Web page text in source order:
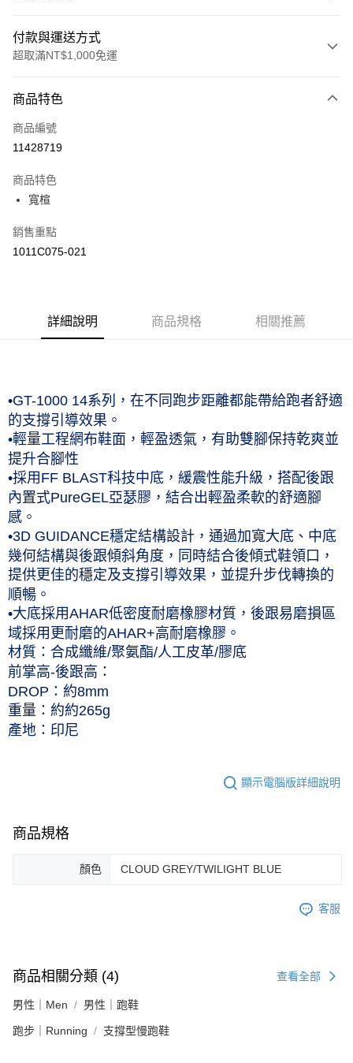
付款與運送方式
超取滿NT$1,000免運
信用卡一次付款
信用卡分期付款
合作金庫商業銀行
華南商業銀行
國泰世華商業銀行
臺灣中小企業銀行
玉山商業銀行
星展（台灣）商業銀行
台新國際商業銀行
LINE Pay
運送方式
付款後全家取貨(僅限台灣本島，離島恕不配送) 預計5-7個工
付款後萊爾富取貨(僅限台灣本島，離島恕不配送) 預計5-7個
付款後7-11取貨(僅限台灣本島，離島恕不配送) 預計5-7個工
作天到貨
每筆NT$60，滿NT$1,000(含以上)免運費
黑貓宅急便 (僅限台灣本島，離島恕不配送) 預計2-3個工作天到貨
每筆NT$120，滿NT$1,500(含以上)免運費
商品特色
商品編號
11428719
商品特色
寬楦
銷售重點
1011C075-021
詳細說明 商品規格 相關推薦
•GT-1000 14系列，在不同跑步距離都能帶給跑者舒適
的支撐引導效果。
•輕量工程網布鞋面，輕盈透氣，有助雙腳保持乾爽並
提升合腳性
•採用FF BLAST科技中底，緩震性能升級，搭配後跟
內置式PureGEL亞瑟膠，結合出輕盈柔軟的舒適腳
感。
•3D GUIDANCE穩定結構設計，通過加寬大底、中底
幾何結構與後跟傾斜角度，同時結合後傾式鞋領口，
提供更佳的穩定及支撐引導效果，並提升步伐轉換的
順暢。
•大底採用AHAR低密度耐磨橡膠材質，後跟易磨損區
域採用更耐磨的AHAR+高耐磨橡膠。
材質：合成纖維/聚氨酯/人工皮革/膠底
前掌高-後跟高：
DROP：約8mm
重量：約約265g
產地：印尼
顯示電腦版詳細說明
商品規格
顏色 CLOUD GREY/TWILIGHT BLUE
客服
商品相關分類 (4) 查看全部
男性｜Men 男性｜跑鞋
跑步｜Running 支撐型慢跑鞋